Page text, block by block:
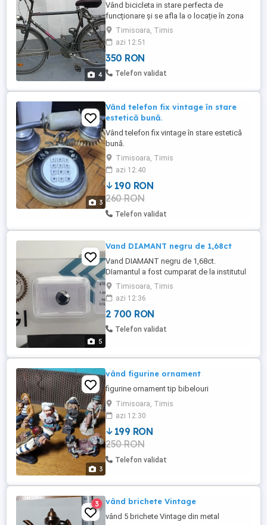
4
Vând bicicleta in stare perfecta de
funcționare și se afla la o locație în zona
Lipovei, Timișoara.
Timisoara, Timis
azi 12:51
350 RON
Telefon validat
3
Vând telefon fix vintage în stare
estetică bună.
Vând telefon fix vintage în stare estetică
bună.
Timisoara, Timis
azi 12:40
190 RON
260 RON
Telefon validat
5
Vand DIAMANT negru de 1,68ct
Vand DIAMANT negru de 1,68ct.
DIamantul a fost cumparat de la institutul
gemologic printr-o casa de licitatie. Se
poate dovedii cu factura provenienta
pietrei si prin certificatul gemologic
veridicitatea acesteia. Piatra: Diamant
Greutate totală: 1,68 carate Forma:
Timisoara, Timis
azi 12:36
2 700 RON
Telefon validat
3
vând figurine ornament
figurine ornament tip bibelouri
Timisoara, Timis
azi 12:30
199 RON
250 RON
Telefon validat
3 vând brichete Vintage
vând 5 brichete Vintage din metal